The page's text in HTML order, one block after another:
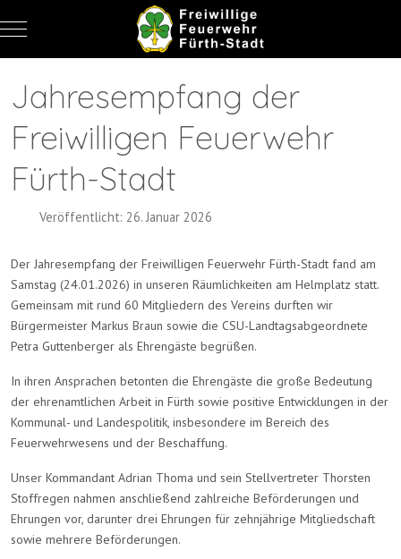
Mobile Menu Toggle
Jahresempfang der
Freiwilligen Feuerwehr
Fürth-Stadt
Veröffentlicht: 26. Januar 2026
Der Jahresempfang der Freiwilligen Feuerwehr Fürth-Stadt fand am
Samstag (24.01.2026) in unseren Räumlichkeiten am Helmplatz statt.
Gemeinsam mit rund 60 Mitgliedern des Vereins durften wir
Bürgermeister Markus Braun sowie die CSU-Landtagsabgeordnete
Petra Guttenberger als Ehrengäste begrüßen.
In ihren Ansprachen betonten die Ehrengäste die große Bedeutung
der ehrenamtlichen Arbeit in Fürth sowie positive Entwicklungen in der
Kommunal- und Landespolitik, insbesondere im Bereich des
Feuerwehrwesens und der Beschaffung.
Unser Kommandant Adrian Thoma und sein Stellvertreter Thorsten
Stoffregen nahmen anschließend zahlreiche Beförderungen und
Ehrungen vor, darunter drei Ehrungen für zehnjährige Mitgliedschaft
sowie mehrere Beförderungen.